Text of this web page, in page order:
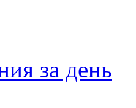
за день